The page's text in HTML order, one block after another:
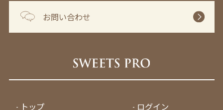
お問い合わせ
トップ
ログイン